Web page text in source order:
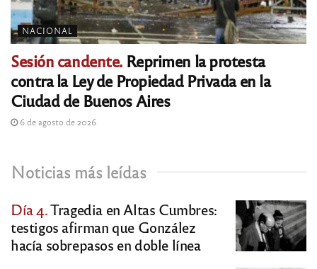
NACIONAL
Sesión candente.Reprimen la protesta
contra la Ley de Propiedad Privada en la
Ciudad de Buenos Aires
6 de agosto de 2026
Noticias más leídas
Día 4.Tragedia en Altas Cumbres:
testigos afirman que González
hacía sobrepasos en doble línea